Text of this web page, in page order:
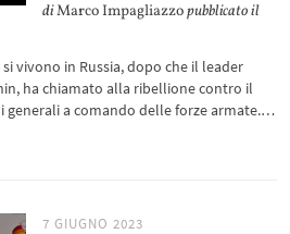
diMarco Impagliazzopubblicato il
vivono in Russia, dopo che il leader
ha chiamato alla ribellione contro il
generali a comando delle forze armate.…
7 GIUGNO 2023